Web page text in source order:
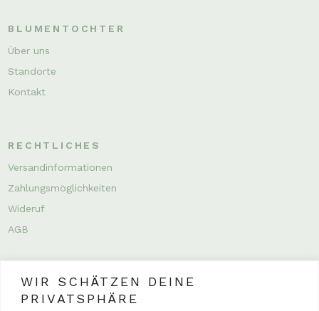
WIR SCHÄTZEN DEINE
PRIVATSPHÄRE
BLUMENTOCHTER
Über uns
Standorte
Kontakt
RECHTLICHES
Versandinformationen
Zahlungsmöglichkeiten
Wideruf
AGB